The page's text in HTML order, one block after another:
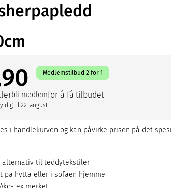
Medlemstilbud 2 for 1
bli medlemfor å få tilbudet
til 22. august
i handlekurven og kan påvirke prisen på det
alternativ til teddytekstiler
på hytta eller i sofaen hjemme